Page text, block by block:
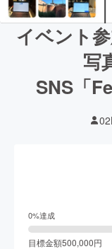
イベント
写
SNS「
0%達成
目標金額500,000円